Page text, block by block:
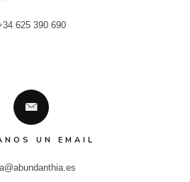
625 390 690
UN EMAIL